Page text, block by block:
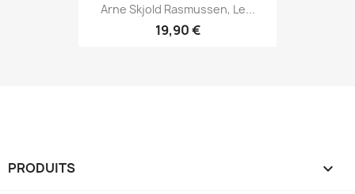
Arne Skjold Rasmussen, Le...
19,90 €
PRODUITS 